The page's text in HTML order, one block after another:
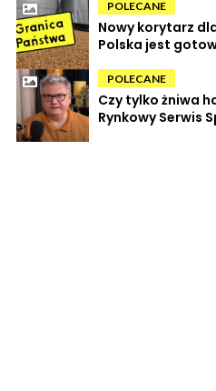
POLECANE
Nowy korytarz
Polska jest
POLECANE
Czy tylko żniwa
Rynkowy Serwis